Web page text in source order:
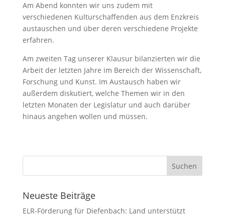
Am Abend konnten wir uns zudem mit
verschiedenen Kulturschaffenden aus dem Enzkreis
austauschen und über deren verschiedene Projekte
erfahren.
Am zweiten Tag unserer Klausur bilanzierten wir die
Arbeit der letzten Jahre im Bereich der Wissenschaft,
Forschung und Kunst. Im Austausch haben wir
außerdem diskutiert, welche Themen wir in den
letzten Monaten der Legislatur und auch darüber
hinaus angehen wollen und müssen.
Neueste Beiträge
ELR-Förderung für Diefenbach: Land unterstützt